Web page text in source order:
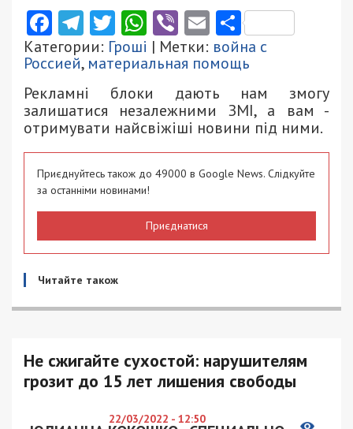
Facebook
Telegram
Twitter
WhatsApp
ViberEmail
Категории: Гроші | Метки: война с
Россией, материальная помощь
Рекламні блоки дають нам змогу
залишатися незалежними ЗМІ, а вам -
отримувати найсвіжіші новини під ними.
Приєднуйтесь також до 49000 в Google News. Слідкуйте
за останніми новинами!
Приєднатися
Читайте також
Не сжигайте сухостой: нарушителям
грозит до 15 лет лишения свободы
22/03/2022 - 12:50